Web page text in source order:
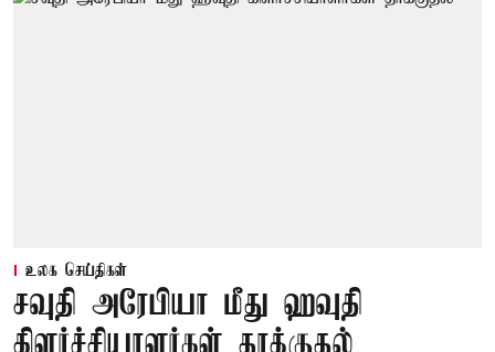
உலக செய்திகள்
சவுதி அரேபியா மீது ஹவுதி